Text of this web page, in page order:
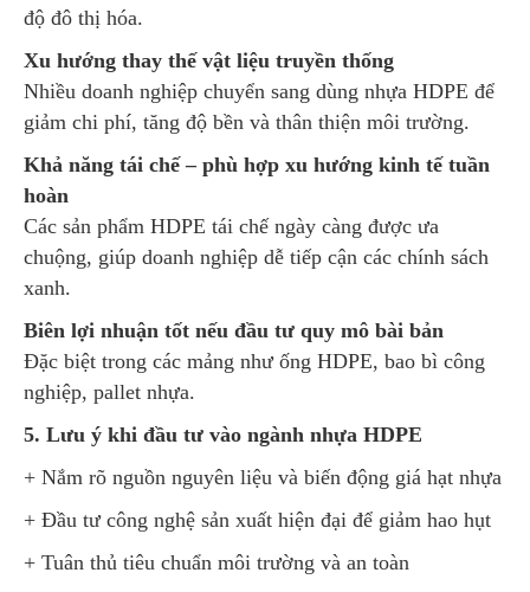
độ đô thị hóa.
Xu hướng thay thế vật liệu truyền thống
Nhiều doanh nghiệp chuyển sang dùng nhựa HDPE để
giảm chi phí, tăng độ bền và thân thiện môi trường.
Khả năng tái chế – phù hợp xu hướng kinh tế tuần
hoàn
Các sản phẩm HDPE tái chế ngày càng được ưa
chuộng, giúp doanh nghiệp dễ tiếp cận các chính sách
xanh.
Biên lợi nhuận tốt nếu đầu tư quy mô bài bản
Đặc biệt trong các mảng như ống HDPE, bao bì công
nghiệp, pallet nhựa.
5. Lưu ý khi đầu tư vào ngành nhựa HDPE
+ Nắm rõ nguồn nguyên liệu và biến động giá hạt nhựa
+ Đầu tư công nghệ sản xuất hiện đại để giảm hao hụt
+ Tuân thủ tiêu chuẩn môi trường và an toàn